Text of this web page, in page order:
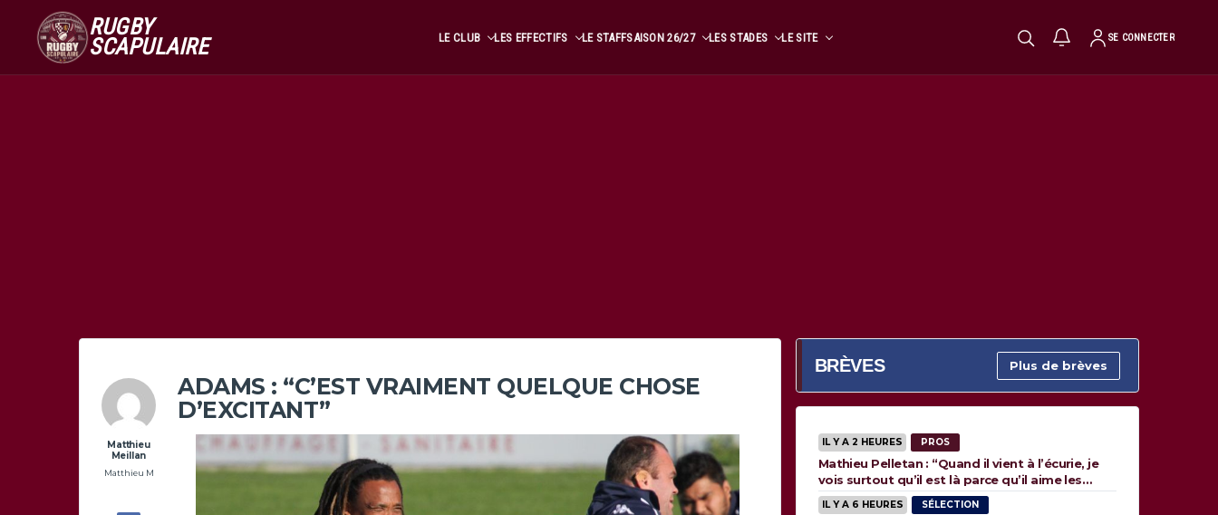
RUGBY
SCAPULAIRE LE CLUB LES EFFECTIFS LE STAFFSAISON 26/27 LES STADES LE SITE SE CONNECTER
Matthieu
Meillan
Matthieu M
ADAMS : “C’EST VRAIMENT QUELQUE CHOSE
D’EXCITANT”
BRÈVES Plus de brèves
IL Y A 2 HEURES PROS
Mathieu Pelletan : “Quand il vient à l’écurie, je
vois surtout qu’il est là parce qu’il aime les
animaux”
IL Y A 6 HEURES SÉLECTION